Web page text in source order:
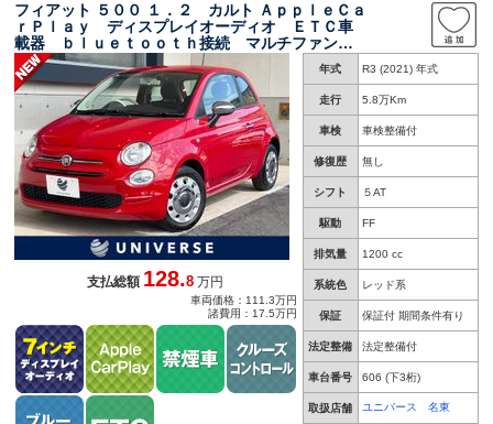
フィアット ５００ １．２ カルト ＡｐｐｌｅＣａ
ｒＰｌａｙ ディスプレイオーディオ ＥＴＣ車
載器 ｂｌｕｅｔｏｏｔｈ接続 マルチファンク
ションディスプレイ パドルシフト ５速デュア
ロジックシフト キーレスキー 禁煙車 後期
１オーナー
年式 R3 (2021) 年式
走行 5.8万Km
車検 車検整備付
修復歴 無し
シフト ５AT
駆動 FF
排気量 1200 cc
系統色 レッド系
保証 保証付 期間条件有り
法定整備 法定整備付
車台番号 606 (下3桁)
取扱店舗 ユニバース 名東
支払総額128.8 万円
車両価格：111.3万円
諸費用：17.5万円